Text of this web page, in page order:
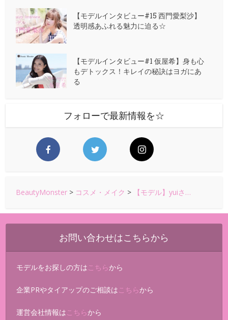
【モデルインタビュー#15 西門愛梨沙】
透明感あふれる魅力に迫る☆
【モデルインタビュー#1 仮屋希】身も心
もデトックス！キレイの秘訣はヨガにあ
る
フォローで最新情報を☆
BeautyMonster > コスメ・メイク > 【モデル】yuiさ…
お問い合わせはこちらから
モデルをお探しの方はこちらから
企業PRやタイアップのご相談はこちらから
運営会社情報はこちらから